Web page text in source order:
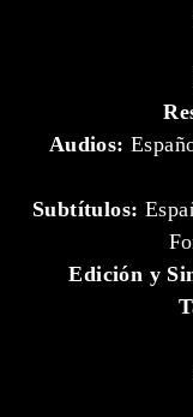
Audios:
Subtítulos:
Edición y